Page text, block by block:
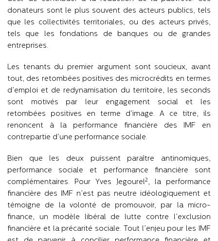
donateurs sont le plus souvent des acteurs publics, tels
que les collectivités territoriales, ou des acteurs privés,
tels que les fondations de banques ou de grandes
entreprises.
Les tenants du premier argument sont soucieux, avant
tout, des retombées positives des microcrédits en termes
d’emploi et de redynamisation du territoire, les seconds
sont motivés par leur engagement social et les
retombées positives en terme d’image. A ce titre, ils
renoncent à la performance financière des IMF en
contrepartie d’une performance sociale.
Bien que les deux puissent paraître antinomiques,
performance sociale et performance financière sont
complémentaires. Pour Yves Jegourel2, la performance
financière des IMF n’est pas neutre idéologiquement et
témoigne de la volonté de promouvoir, par la micro-
finance, un modèle libéral de lutte contre l’exclusion
financière et la précarité sociale. Tout l’enjeu pour les IMF